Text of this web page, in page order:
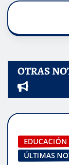
OTRAS
EDUCACIÓN
ÚLTIMAS